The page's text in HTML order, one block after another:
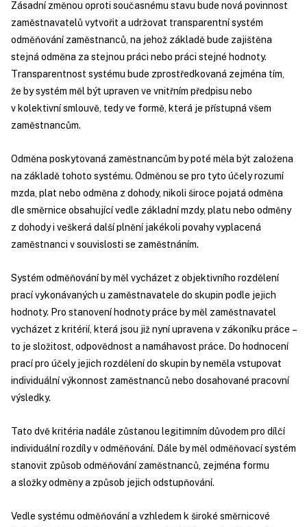
Zásadní změnou oproti současnému stavu bude nová povinnost
zaměstnavatelů vytvořit a udržovat transparentní systém
odměňování zaměstnanců, na jehož základě bude zajištěna
stejná odměna za stejnou práci nebo práci stejné hodnoty.
Transparentnost systému bude zprostředkovaná zejména tím,
že by systém měl být upraven ve vnitřním předpisu nebo
v kolektivní smlouvě, tedy ve formě, která je přístupná všem
zaměstnancům.
Odměna poskytovaná zaměstnancům by poté měla být založena
na základě tohoto systému. Odměnou se pro tyto účely rozumí
mzda, plat nebo odměna z dohody, nikoli široce pojatá odměna
dle směrnice obsahující vedle základní mzdy, platu nebo odměny
z dohody i veškerá další plnění jakékoli povahy vyplacená
zaměstnanci v souvislosti se zaměstnáním.
Systém odměňování by měl vycházet z objektivního rozdělení
prací vykonávaných u zaměstnavatele do skupin podle jejich
hodnoty. Pro stanovení hodnoty práce by měl zaměstnavatel
vycházet z kritérií, která jsou již nyní upravena v zákoníku práce –
to je složitost, odpovědnost a namáhavost práce. Do hodnocení
prací pro účely jejich rozdělení do skupin by neměla vstupovat
individuální výkonnost zaměstnanců nebo dosahované pracovní
výsledky.
Tato dvě kritéria nadále zůstanou legitimním důvodem pro dílčí
individuální rozdíly v odměňování. Dále by měl odměňovací systém
stanovit způsob odměňování zaměstnanců, zejména formu
a složky odměny a způsob jejich odstupňování.
Vedle systému odměňování a vzhledem k široké směrnicové